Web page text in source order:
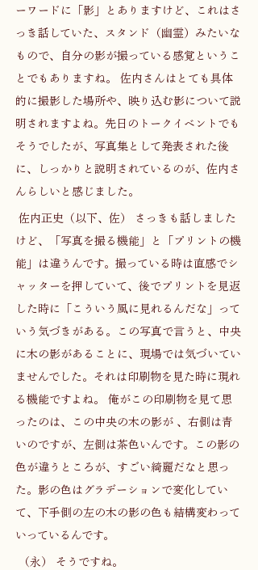
ーワードに「影」とありますけど、これはさ
っき話していた、スタンド（幽霊）みたいな
もので、自分の影が撮っている感覚というこ
とでもありますね。 佐内さんはとても具体
的に撮影した場所や、映り込む影について説
明されますよね。先日のトークイベントでも
そうでしたが、写真集として発表された後
に、しっかりと説明されているのが、佐内さ
んらしいと感じました。
けど、「写真を撮る機能」と「プリントの機
能」は違うんです。撮っている時は直感でシ
ャッターを押していて、後でプリントを見返
した時に「こういう風に見れるんだな」って
いう気づきがある。この写真で言うと、中央
に木の影があることに、現場では気づいてい
ませんでした。それは印刷物を見た時に現れ
る機能ですよね。 俺がこの印刷物を見て思
ったのは、この中央の木の影が 、右側は青
いのですが、左側は茶色いんです。この影の
色が違うところが、すごい綺麗だなと思っ
た。影の色はグラデーションで変化してい
て、下手側の左の木の影の色も結構変わって
いっているんです。
（永） そうですね。